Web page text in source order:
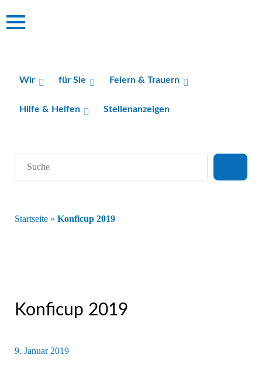
Wir für Sie Feiern & Trauern
Hilfe & Helfen Stellenanzeigen
Suchen
Startseite » Konficup 2019
Konficup 2019
9. Januar 2019